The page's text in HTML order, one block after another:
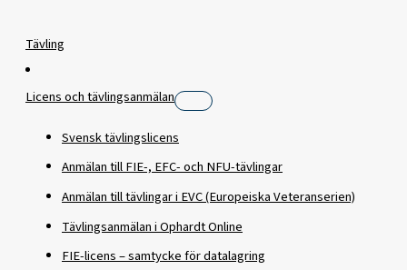
Tävling
Licens och tävlingsanmälan
Svensk tävlingslicens
Anmälan till FIE-, EFC- och NFU-tävlingar
​Anmälan till tävlingar i EVC (Europeiska Veteranserien)
Tävlingsanmälan i Ophardt Online
FIE-licens – samtycke för datalagring